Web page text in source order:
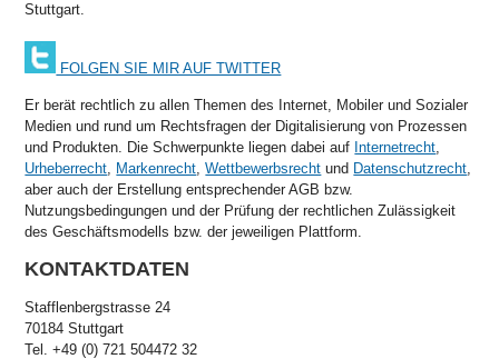
Stuttgart.
FOLGEN SIE MIR AUF TWITTER
Er berät rechtlich zu allen Themen des Internet, Mobiler und Sozialer
Medien und rund um Rechtsfragen der Digitalisierung von Prozessen
und Produkten. Die Schwerpunkte liegen dabei auf Internetrecht
Urheberrecht
Markenrecht ,Wettbewerbsrecht und Datenschutzrecht
aber auch der Erstellung entsprechender AGB bzw.
Nutzungsbedingungen und der Prüfung der rechtlichen Zulässigkeit
des Geschäftsmodells bzw. der jeweiligen Plattform.
KONTAKTDATEN
Stafflenbergstrasse 24
70184 Stuttgart
Tel. +49 (0) 721 504472 32